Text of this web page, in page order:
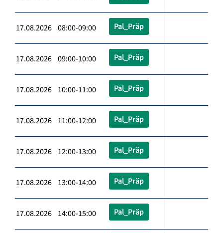
17.08.2026 08:00-09:00 Pal_Präp
17.08.2026 09:00-10:00 Pal_Präp
17.08.2026 10:00-11:00 Pal_Präp
17.08.2026 11:00-12:00 Pal_Präp
17.08.2026 12:00-13:00 Pal_Präp
17.08.2026 13:00-14:00 Pal_Präp
17.08.2026 14:00-15:00 Pal_Präp